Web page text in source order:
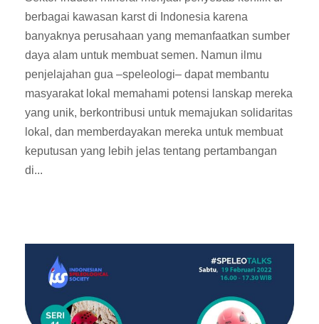
berbagai kawasan karst di Indonesia karena
banyaknya perusahaan yang memanfaatkan sumber
daya alam untuk membuat semen. Namun ilmu
penjelajahan gua –speleologi– dapat membantu
masyarakat lokal memahami potensi lanskap mereka
yang unik, berkontribusi untuk memajukan solidaritas
lokal, dan memberdayakan mereka untuk membuat
keputusan yang lebih jelas tentang pertambangan
di...